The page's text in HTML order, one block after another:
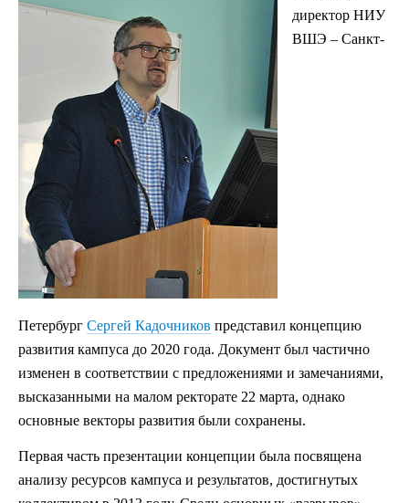
директор НИУ
ВШЭ – Санкт-
Петербург Сергей Кадочников представил концепцию
развития кампуса до 2020 года. Документ был частично
изменен в соответствии с предложениями и замечаниями,
высказанными на малом ректорате 22 марта, однако
основные векторы развития были сохранены.
Первая часть презентации концепции была посвящена
анализу ресурсов кампуса и результатов, достигнутых